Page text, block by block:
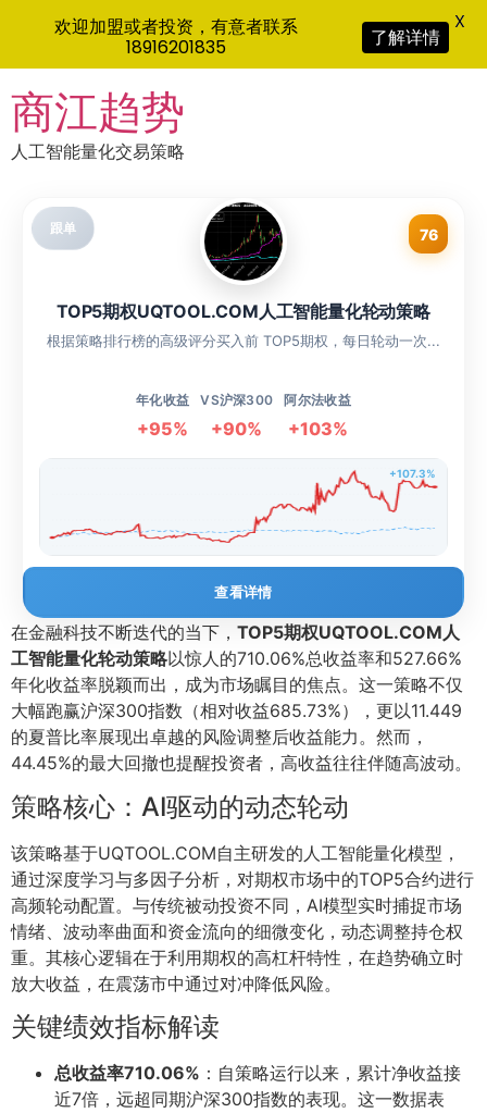
to
content
商江趋势
人工智能量化交易策略
跟单 76
TOP5期权UQTOOL.COM人工智能量化轮动策略
根据策略排行榜的高级评分买入前 TOP5期权，每日轮动一次...
年化收益
+95%
VS沪深300
+90%
阿尔法收益
+103%
+107.3%
查看详情
在金融科技不断迭代的当下， TOP5期权UQTOOL.COM人
工智能量化轮动策略以惊人的710.06%总收益率和527.66%
年化收益率脱颖而出，成为市场瞩目的焦点。这一策略不仅
大幅跑赢沪深300指数（相对收益685.73%），更以11.449
的夏普比率展现出卓越的风险调整后收益能力。然而，
44.45%的最大回撤也提醒投资者，高收益往往伴随高波动。
策略核心：AI驱动的动态轮动
该策略基于UQTOOL.COM自主研发的人工智能量化模型，
通过深度学习与多因子分析，对期权市场中的TOP5合约进行
高频轮动配置。与传统被动投资不同，AI模型实时捕捉市场
情绪、波动率曲面和资金流向的细微变化，动态调整持仓权
重。其核心逻辑在于利用期权的高杠杆特性，在趋势确立时
放大收益，在震荡市中通过对冲降低风险。
关键绩效指标解读
总收益率710.06% ：自策略运行以来，累计净收益接
近7倍，远超同期沪深300指数的表现。这一数据表
欢迎加盟或者投资，有意者联系
18916201835
了解详情
X